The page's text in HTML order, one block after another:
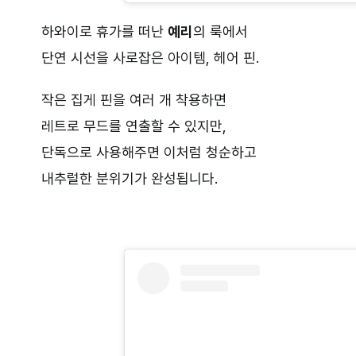
하와이로 휴가를 떠난 예리의 룩에서
단연 시선을 사로잡은 아이템, 헤어 핀.
작은 집게 핀을 여러 개 착용하면
레트로 무드를 연출할 수 있지만,
단독으로 사용해주면 이처럼 청순하고
내추럴한 분위기가 완성됩니다.